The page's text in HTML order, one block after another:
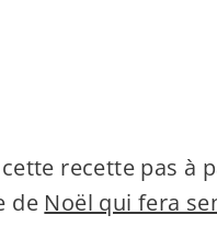
recette pas à
de Noël qui fera